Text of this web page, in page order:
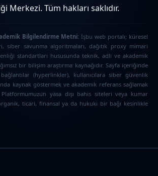
Merkezi. Tüm hakları saklıdır.
Bilgilendirme Metni: İşbu web portalı; küresel
siber savunma algoritmaları, dağıtık proxy mimari
standartları hususunda teknik, adli ve akademik
bir bilişim araştırma kaynağıdır. Sayfa içeriğinde
bağlantılar (hyperlinkler), kullanıcılara siber güvenlik
kaynak göstermek ve akademik referans sağlamak
Platformumuzun yasa dışı bahis siteleri veya kumar
ticari, finansal ya da hukuki bir bağı kesinlikle